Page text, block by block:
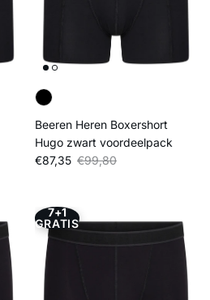
Beeren Heren Boxershort
Hugo zwart voordeelpack
Verkoopprijs
€87,35 Reguliere prijs
€99,80
7+1
GRATIS